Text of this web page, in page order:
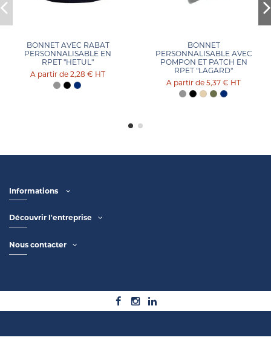
BONNET AVEC RABAT
PERSONNALISABLE EN
RPET "HETUL"
2,28 € HT
BONNET
PERSONNALISABLE AVEC
POMPON ET PATCH EN
RPET "LAGARD"
5,37 € HT
Informations
Découvrir l'entreprise
Nous contacter